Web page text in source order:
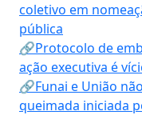
coletivo em
pública
🔗Protocolo de
ação executiva é
🔗Funai e União
queimada iniciada